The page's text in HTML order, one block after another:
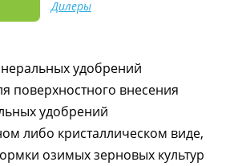
Дилеры
удобрений
поверхностного внесения
удобрений
либо кристаллическом виде,
озимых зерновых культур